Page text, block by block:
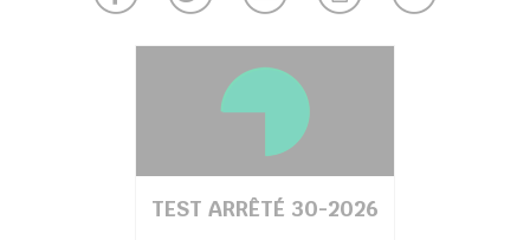
TEST ARRÊTÉ 30-2026